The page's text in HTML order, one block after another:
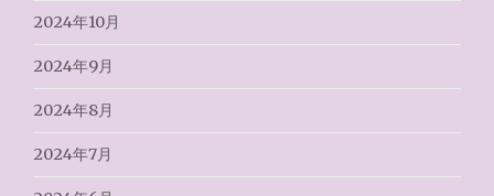
2024年10月
2024年9月
2024年8月
2024年7月